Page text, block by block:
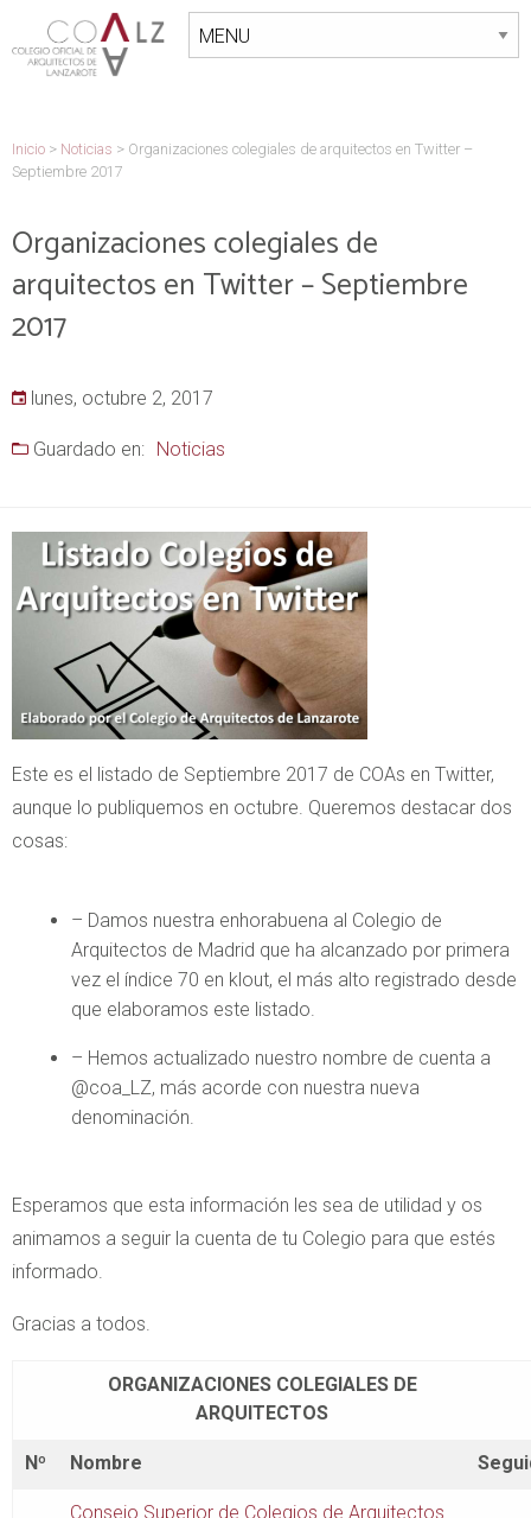
Inicio > Noticias > Organizaciones colegiales de arquitectos en Twitter –
Septiembre 2017
Organizaciones colegiales de
arquitectos en Twitter – Septiembre
2017
lunes, octubre 2, 2017
Guardado en: Noticias
Este es el listado de Septiembre 2017 de COAs en Twitter,
aunque lo publiquemos en octubre. Queremos destacar dos
cosas:
– Damos nuestra enhorabuena al Colegio de
Arquitectos de Madrid que ha alcanzado por primera
vez el índice 70 en klout, el más alto registrado desde
que elaboramos este listado.
– Hemos actualizado nuestro nombre de cuenta a
@coa_LZ, más acorde con nuestra nueva
denominación.
Esperamos que esta información les sea de utilidad y os
animamos a seguir la cuenta de tu Colegio para que estés
informado.
Gracias a todos.
ORGANIZACIONES COLEGIALES DE
ARQUITECTOS
Nº Nombre
Consejo Superior de Colegios de Arquitectos